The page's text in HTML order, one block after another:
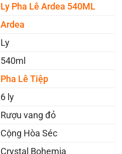
Ly Pha Lê Ardea 540ML
Ardea
Ly
540ml
Pha Lê Tiệp
6 ly
Rượu vang đỏ
Cộng Hòa Séc
Crystal Bohemia